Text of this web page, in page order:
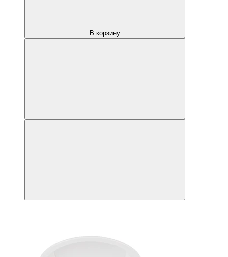
В корзину